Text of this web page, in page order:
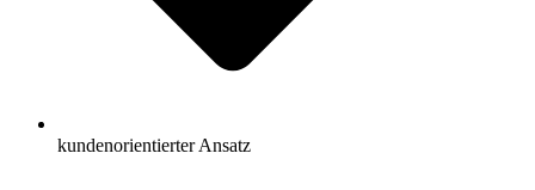
kundenorientierter Ansatz